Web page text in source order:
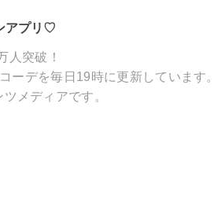
アプリ♡
人突破！
ーデを毎日19時に更新しています。
メディアです。